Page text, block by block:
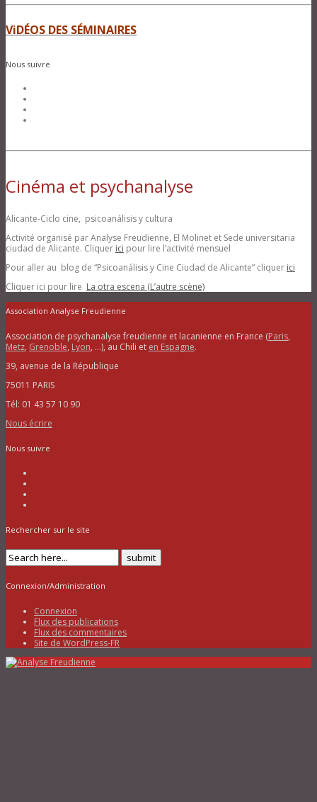
ViDÉOS DES SÉMINAIRES
Nous suivre
Cinéma et psychanalyse
Alicante-Ciclo cine, psicoanálisis y cultura
Activité organisé par Analyse Freudienne, El Molinet et Sede universitaria
ciudad de Alicante. Cliquer ici pour lire l’activité mensuel
Pour aller au blog de “Psicoanálisis y Cine Ciudad de Alicante” cliquer ici
Cliquer ici pour lire La otra escena (L’autre scène)
Association Analyse Freudienne
Association de psychanalyse freudienne et lacanienne en France (Paris,
Metz, Grenoble, Lyon, …), au Chili et en Espagne.
39, avenue de la République
75011 PARIS
Tél: 01 43 57 10 90
Nous écrire
Nous suivre
Rechercher sur le site
Connexion/Administration
Connexion
Flux des publications
Flux des commentaires
Site de WordPress-FR